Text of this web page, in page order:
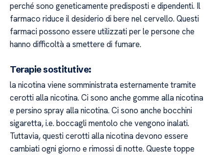
perché sono geneticamente predisposti e dipendenti. Il
farmaco riduce il desiderio di bere nel cervello. Questi
farmaci possono essere utilizzati per le persone che
hanno difficoltà a smettere di fumare.
Terapie sostitutive:
la nicotina viene somministrata esternamente tramite
cerotti alla nicotina. Ci sono anche gomme alla nicotina
e persino spray alla nicotina. Ci sono anche bocchini
sigaretta, i.e. boccagli mentolo che vengono inalati.
Tuttavia, questi cerotti alla nicotina devono essere
cambiati ogni giorno e rimossi di notte. Queste toppe